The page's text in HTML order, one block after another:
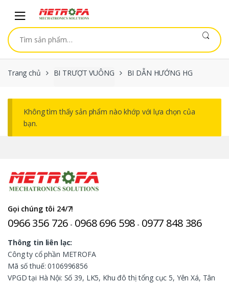
Tìm kiếm:
Trang chủ BI TRƯỢT VUÔNG BI DẪN HƯỚNG HG
Không tìm thấy sản phẩm nào khớp với lựa chọn của
bạn.
Gọi chúng tôi 24/7!
0966 356 726 - 0968 696 598 - 0977 848 386
Thông tin liên lạc:
Công ty cổ phần METROFA
Mã số thuế: 0106996856
VPGD tại Hà Nội: Số 39, LK5, Khu đô thị tổng cục 5, Yên Xá, Tân